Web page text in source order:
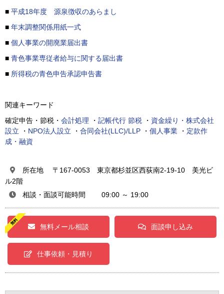
■ 平成18年度 源泉徴収のあらまし
■ 年末調整関係用紙一式
■ 個人事業の開廃業届出書
■ 青色事業専従者給与に関する届出書
■ 所得税の青色申告承認申告書
関連キーワード
確定申告・節税・ 会計処理 ・ 記帳代行 節税 ・ 資金繰り・株式会社
設立 ・ NPO法人設立 ・ 合同会社(LLC)/LLP ・ 個人事業 ・ 定款作
成・融資
所在地 〒167-0053 東京都杉並区西荻南2-19-10 美光ビ
ル2階
相談・面談可能時間 09:00 ～ 19:00
無料メール相談 面談申し込み
仕事依頼・見積り